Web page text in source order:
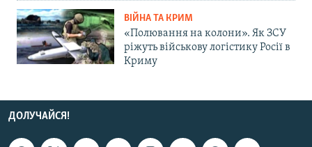
ВІЙНА ТА КРИМ
«Полювання на колони». Як ЗСУ
ріжуть військову логістику Росії в
Криму
ДОЛУЧАЙСЯ!